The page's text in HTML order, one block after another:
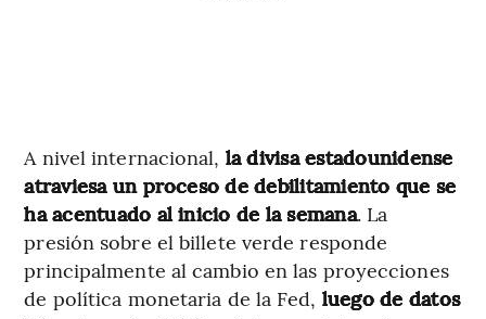
A nivel internacional, la divisa estadounidense
atraviesa un proceso de debilitamiento que se
ha acentuado al inicio de la semana. La
presión sobre el billete verde responde
principalmente al cambio en las proyecciones
de política monetaria de la Fed, luego de datos